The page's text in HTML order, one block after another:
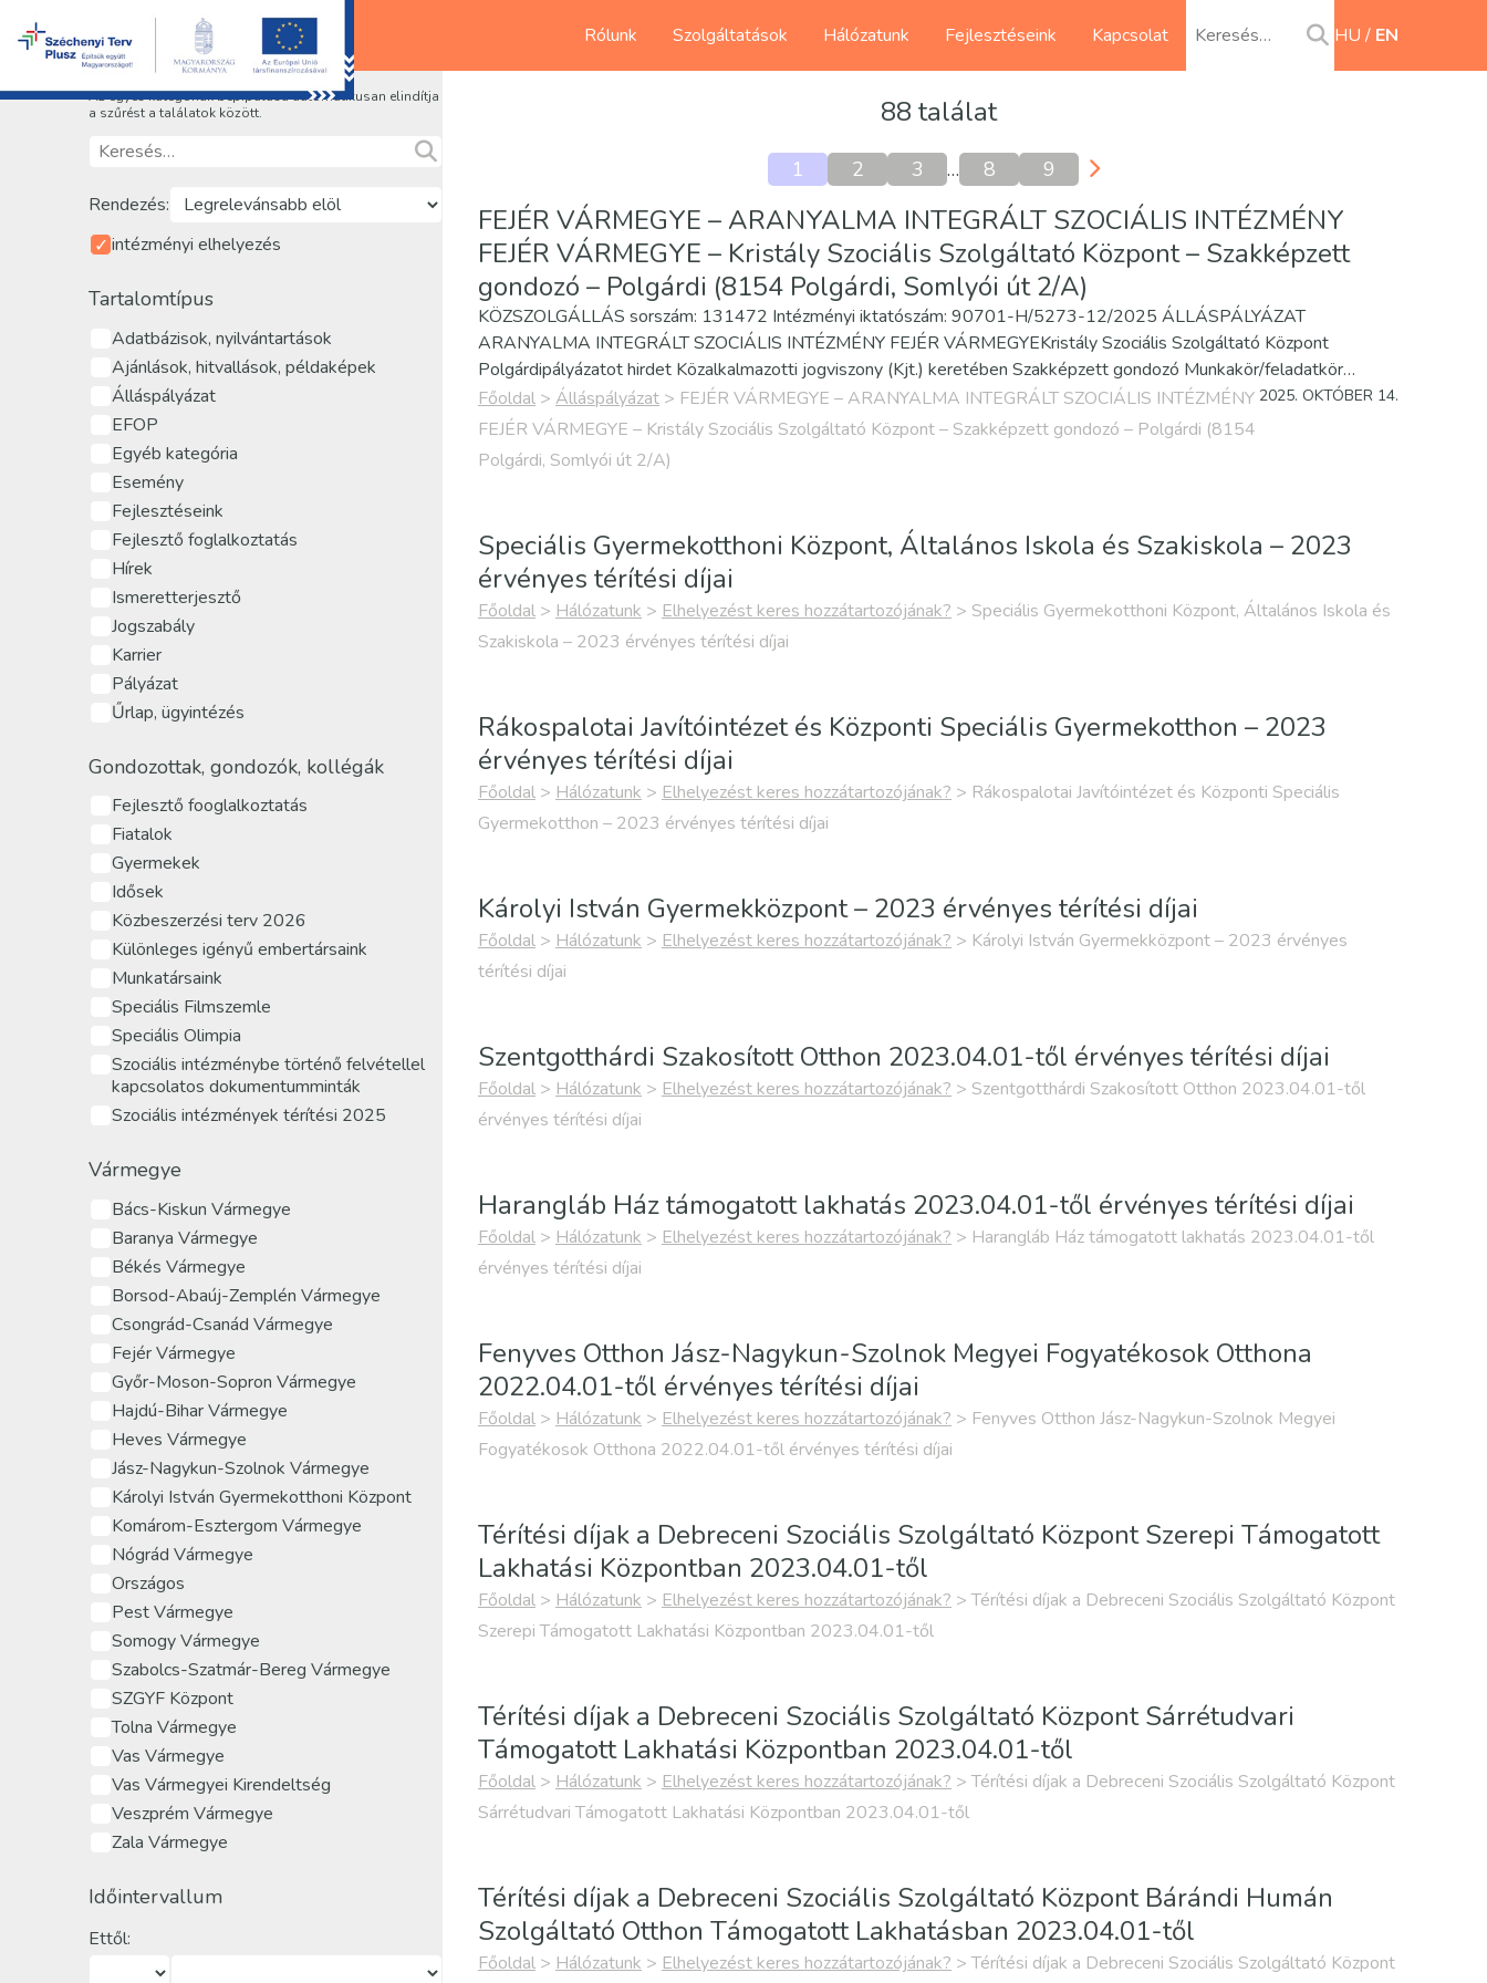
Rólunk Szolgáltatások Hálózatunk Fejlesztéseink Kapcsolat HU EN
Az egyes kategóriák bepipálása automatikusan elindítja
a szűrést a találatok között.
Rendezés:
intézményi elhelyezés
Tartalomtípus
Adatbázisok, nyilvántartások
Ajánlások, hitvallások, példaképek
Álláspályázat
EFOP
Egyéb kategória
Esemény
Fejlesztéseink
Fejlesztő foglalkoztatás
Hírek
Ismeretterjesztő
Jogszabály
Karrier
Pályázat
Űrlap, ügyintézés
Gondozottak, gondozók, kollégák
Fejlesztő fooglalkoztatás
Fiatalok
Gyermekek
Idősek
Közbeszerzési terv 2026
Különleges igényű embertársaink
Munkatársaink
Speciális Filmszemle
Speciális Olimpia
Szociális intézménybe történő felvétellel
kapcsolatos dokumentumminták
Szociális intézmények térítési 2025
Vármegye
Bács-Kiskun Vármegye
Baranya Vármegye
Békés Vármegye
Borsod-Abaúj-Zemplén Vármegye
Csongrád-Csanád Vármegye
Fejér Vármegye
Győr-Moson-Sopron Vármegye
Hajdú-Bihar Vármegye
Heves Vármegye
Jász-Nagykun-Szolnok Vármegye
Károlyi István Gyermekotthoni Központ
Komárom-Esztergom Vármegye
Nógrád Vármegye
Országos
Pest Vármegye
Somogy Vármegye
Szabolcs-Szatmár-Bereg Vármegye
SZGYF Központ
Tolna Vármegye
Vas Vármegye
Vas Vármegyei Kirendeltség
Veszprém Vármegye
Zala Vármegye
Időintervallum
Ettől:
88 találat
1 2 3 … 8 9
FEJÉR VÁRMEGYE – ARANYALMA INTEGRÁLT SZOCIÁLIS INTÉZMÉNY
FEJÉR VÁRMEGYE – Kristály Szociális Szolgáltató Központ – Szakképzett
gondozó – Polgárdi (8154 Polgárdi, Somlyói út 2/A)
KÖZSZOLGÁLLÁS sorszám: 131472 Intézményi iktatószám: 90701-H/5273-12/2025 ÁLLÁSPÁLYÁZAT
ARANYALMA INTEGRÁLT SZOCIÁLIS INTÉZMÉNY FEJÉR VÁRMEGYEKristály Szociális Szolgáltató Központ
Polgárdipályázatot hirdet Közalkalmazotti jogviszony (Kjt.) keretében Szakképzett gondozó Munkakör/feladatkör…
Főoldal > Álláspályázat > FEJÉR VÁRMEGYE – ARANYALMA INTEGRÁLT SZOCIÁLIS INTÉZMÉNY
FEJÉR VÁRMEGYE – Kristály Szociális Szolgáltató Központ – Szakképzett gondozó – Polgárdi (8154
Polgárdi, Somlyói út 2/A)
2025. OKTÓBER 14.
Speciális Gyermekotthoni Központ, Általános Iskola és Szakiskola – 2023
érvényes térítési díjai
Főoldal > Hálózatunk > Elhelyezést keres hozzátartozójának? > Speciális Gyermekotthoni Központ, Általános Iskola és
Szakiskola – 2023 érvényes térítési díjai
Rákospalotai Javítóintézet és Központi Speciális Gyermekotthon – 2023
érvényes térítési díjai
Főoldal > Hálózatunk > Elhelyezést keres hozzátartozójának? > Rákospalotai Javítóintézet és Központi Speciális
Gyermekotthon – 2023 érvényes térítési díjai
Károlyi István Gyermekközpont – 2023 érvényes térítési díjai
Főoldal > Hálózatunk > Elhelyezést keres hozzátartozójának? > Károlyi István Gyermekközpont – 2023 érvényes
térítési díjai
Szentgotthárdi Szakosított Otthon 2023.04.01-től érvényes térítési díjai
Főoldal > Hálózatunk > Elhelyezést keres hozzátartozójának? > Szentgotthárdi Szakosított Otthon 2023.04.01-től
érvényes térítési díjai
Harangláb Ház támogatott lakhatás 2023.04.01-től érvényes térítési díjai
Főoldal > Hálózatunk > Elhelyezést keres hozzátartozójának? > Harangláb Ház támogatott lakhatás 2023.04.01-től
érvényes térítési díjai
Fenyves Otthon Jász-Nagykun-Szolnok Megyei Fogyatékosok Otthona
2022.04.01-től érvényes térítési díjai
Főoldal > Hálózatunk > Elhelyezést keres hozzátartozójának? > Fenyves Otthon Jász-Nagykun-Szolnok Megyei
Fogyatékosok Otthona 2022.04.01-től érvényes térítési díjai
Térítési díjak a Debreceni Szociális Szolgáltató Központ Szerepi Támogatott
Lakhatási Központban 2023.04.01-től
Főoldal > Hálózatunk > Elhelyezést keres hozzátartozójának? >Térítési díjak a Debreceni Szociális Szolgáltató Központ
Szerepi Támogatott Lakhatási Központban 2023.04.01-től
Térítési díjak a Debreceni Szociális Szolgáltató Központ Sárrétudvari
Támogatott Lakhatási Központban 2023.04.01-től
Főoldal > Hálózatunk > Elhelyezést keres hozzátartozójának? >Térítési díjak a Debreceni Szociális Szolgáltató Központ
Sárrétudvari Támogatott Lakhatási Központban 2023.04.01-től
Térítési díjak a Debreceni Szociális Szolgáltató Központ Bárándi Humán
Szolgáltató Otthon Támogatott Lakhatásban 2023.04.01-től
Főoldal > Hálózatunk > Elhelyezést keres hozzátartozójának? >Térítési díjak a Debreceni Szociális Szolgáltató Központ